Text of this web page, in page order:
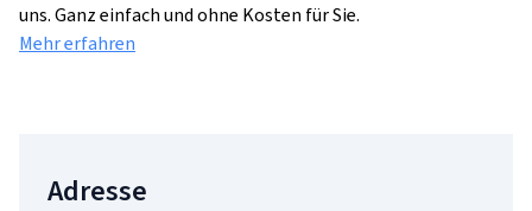
uns. Ganz einfach und ohne Kosten für Sie.
Mehr erfahren
Adresse